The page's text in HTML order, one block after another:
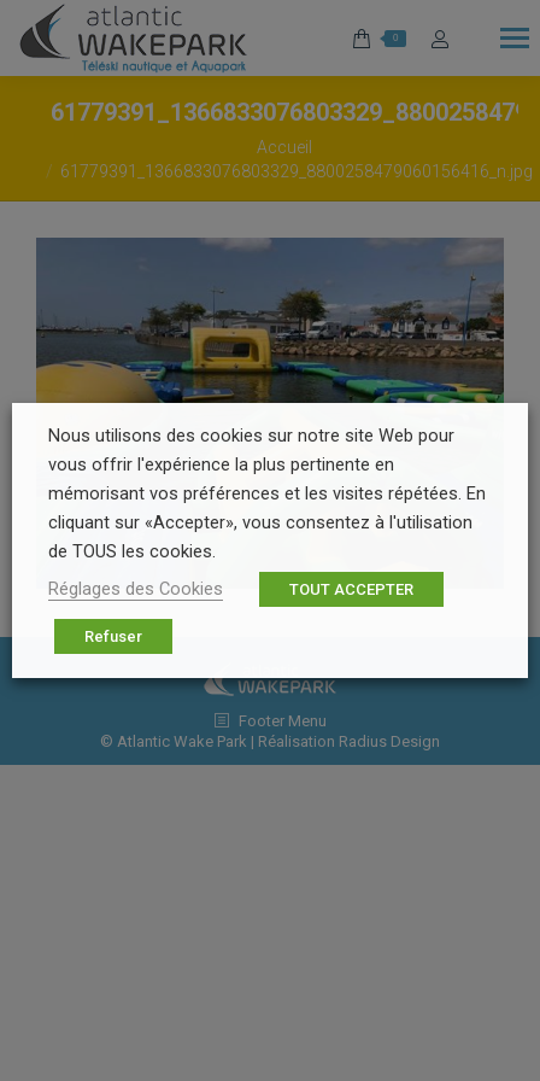
0
Accueil
61779391_1366833076803329_8800258479060156416_n.jpg
Footer Menu
© Atlantic Wake Park | Réalisation Radius Design
Nous utilisons des cookies sur notre site Web pour
vous offrir l'expérience la plus pertinente en
mémorisant vos préférences et les visites répétées. En
cliquant sur «Accepter», vous consentez à l'utilisation
de TOUS les cookies.
Réglages des Cookies
TOUT ACCEPTER
Refuser